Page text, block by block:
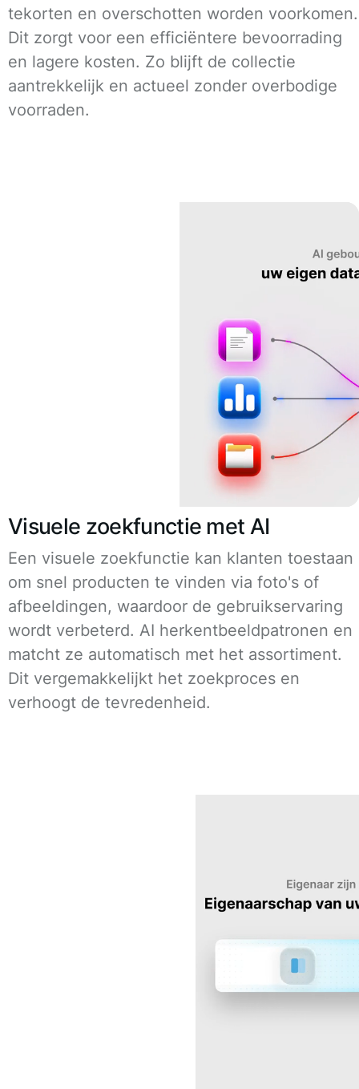
tekorten en overschotten worden voorkomen.
Dit zorgt voor een efficiëntere bevoorrading
en lagere kosten. Zo blijft de collectie
aantrekkelijk en actueel zonder overbodige
voorraden.
Visuele zoekfunctie met AI
Een visuele zoekfunctie kan klanten toestaan
om snel producten te vinden via foto's of
afbeeldingen, waardoor de gebruikservaring
wordt verbeterd. AI herkentbeeldpatronen en
matcht ze automatisch met het assortiment.
Dit vergemakkelijkt het zoekproces en
verhoogt de tevredenheid.